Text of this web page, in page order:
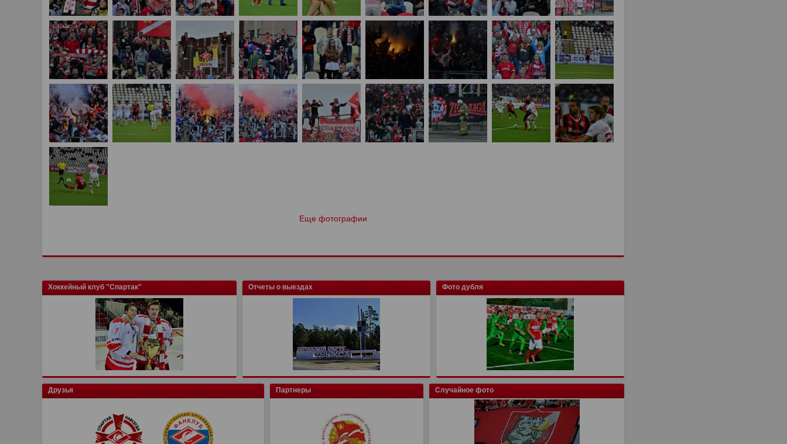
Еще фотографии
Хоккейный клуб "Спартак" Отчеты о выездах Фото дубля
Друзья Партнеры Случайное фото